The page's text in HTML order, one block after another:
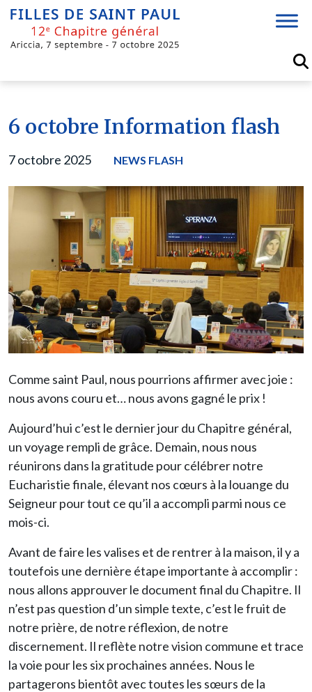
Skip
content
6 octobre Information flash
7 octobre 2025 NEWS FLASH
Comme saint Paul, nous pourrions affirmer avec joie :
nous avons couru et… nous avons gagné le prix !
Aujourd’hui c’est le dernier jour du Chapitre général,
un voyage rempli de grâce. Demain, nous nous
réunirons dans la gratitude pour célébrer notre
Eucharistie finale, élevant nos cœurs à la louange du
Seigneur pour tout ce qu’il a accompli parmi nous ce
mois-ci.
Avant de faire les valises et de rentrer à la maison, il y a
toutefois une dernière étape importante à accomplir :
nous allons approuver le document final du Chapitre. Il
n’est pas question d’un simple texte, c’est le fruit de
notre prière, de notre réflexion, de notre
discernement. Il reflète notre vision commune et trace
la voie pour les six prochaines années. Nous le
partagerons bientôt avec toutes les sœurs de la